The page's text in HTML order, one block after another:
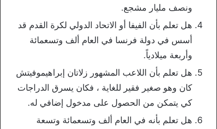
ونصف مليار مشجع.
هل تعلم بأن الفيفا أو الاتحاد الدولي لكرة القدم قد
أسس في دولة فرنسا في العام ألف وتسعمائة
وأربعة ميلادياً.
هل تعلم بأن اللاعب المشهور زلاتان إبراهيموفيتش
كان وهو صغير فقير للغاية ، فكان يسرق الدراجات
كي يتمكن من الحصول على مدخول إضافي له.
هل تعلم بأنه في العام ألف وتسعمائة وتسعة